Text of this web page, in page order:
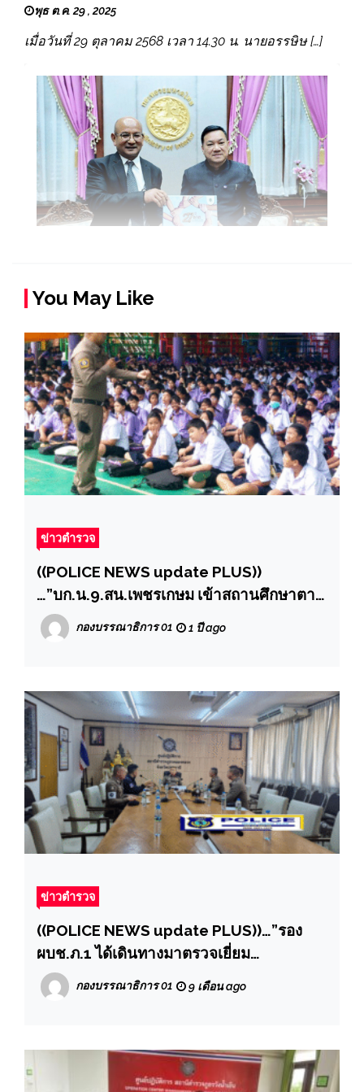
พุธ ต.ค. 29 , 2025
เมื่อวันที่ 29 ตุลาคม 2568 เวลา 14.30 น. นายอรรษิษ […]
You May Like
ข่าวตำรวจ
((POLICE NEWS update PLUS))
…”บก.น.9.สน.เพชรเกษม เข้าสถานศึกษาตาม
โครงการโรงเรียนสีขาว“รู้ทันภัย รู้ทันตัว รู้จัก
ป้องกัน” ยาเสพติดและบุหรี่ไฟฟ้า
กองบรรณาธิการ 01 1 ปี ago
ข่าวตำรวจ
((POLICE NEWS update PLUS))…”รอง
ผบช.ภ.1 ได้เดินทางมาตรวจเยี่ยม
สภ.คลองหลวงโดยได้มีข้อกำชับในการปฏิบัติ
ตามนโยบายของรัฐบาล ,ผบ.ตร. และ
กองบรรณาธิการ 01 9 เดือน ago